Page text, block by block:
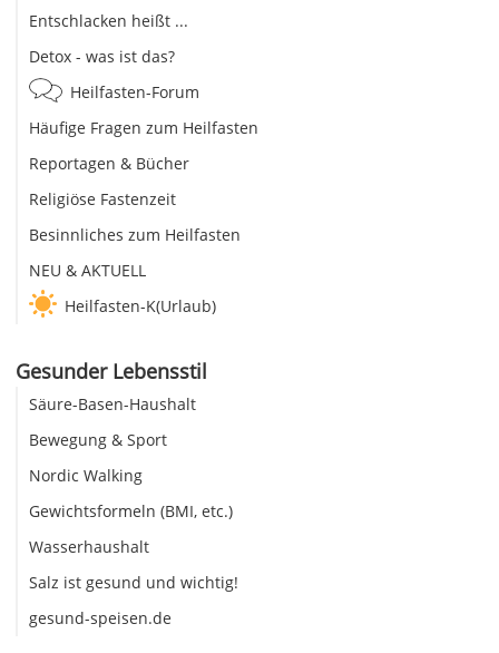
Entschlacken heißt ...
Detox - was ist das?
Heilfasten-Forum
Häufige Fragen zum Heilfasten
Reportagen & Bücher
Religiöse Fastenzeit
Besinnliches zum Heilfasten
NEU & AKTUELL
Heilfasten-K(Urlaub)
Gesunder Lebensstil
Säure-Basen-Haushalt
Bewegung & Sport
Nordic Walking
Gewichtsformeln (BMI, etc.)
Wasserhaushalt
Salz ist gesund und wichtig!
gesund-speisen.de